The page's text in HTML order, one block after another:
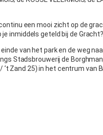
een mooi zicht op de
inmiddels geteld bij de
van het park en de weg
Stadsbrouwerij de
Zand 25) in het centrum van